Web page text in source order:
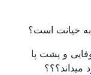
خیانت است؟
و پشت پا